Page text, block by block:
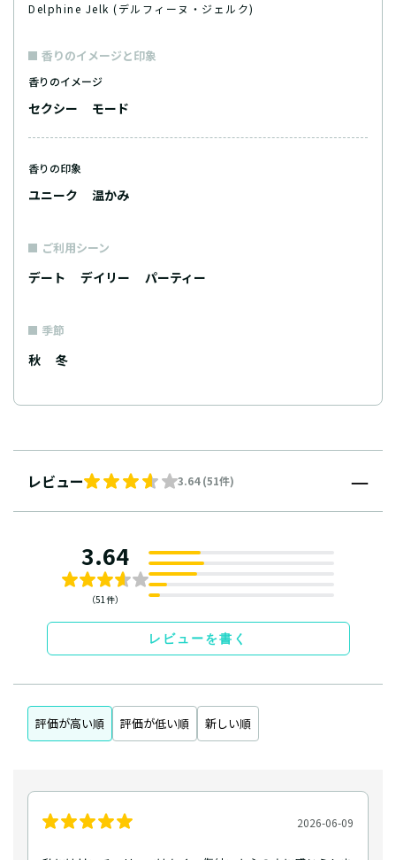
Delphine Jelk (デルフィーヌ・ジェルク)
香りのイメージと印象
香りのイメージ
セクシー モード
香りの印象
ユニーク 温かみ
ご利用シーン
デート デイリー パーティー
季節
秋 冬
レビュー 3.64 (51件)
3.64
（51件）
レビューを書く
評価が高い順 評価が低い順 新しい順
2026-06-09